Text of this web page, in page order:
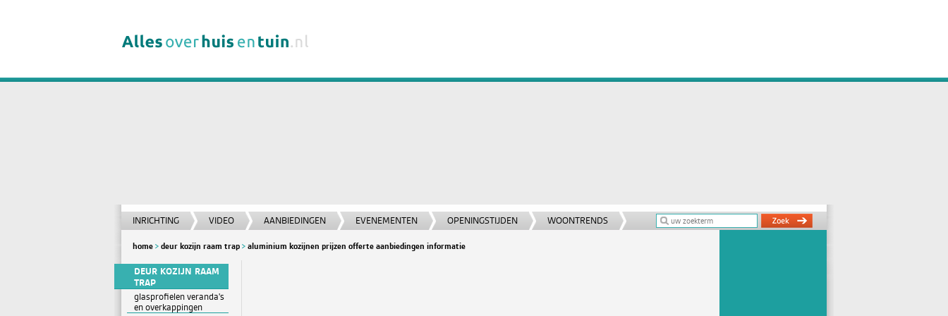
INRICHTING VIDEO AANBIEDINGEN EVENEMENTEN OPENINGSTIJDEN WOONTRENDS
home deur kozijn raam trap aluminium kozijnen prijzen offerte aanbiedingen informatie
DEUR KOZIJN RAAM
TRAP
glasprofielen veranda's
en overkappingen